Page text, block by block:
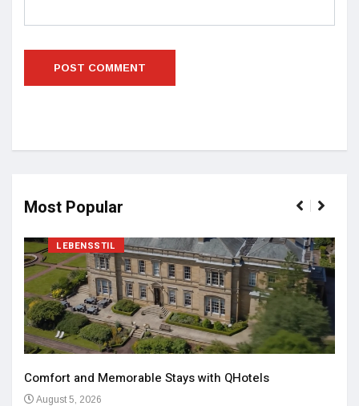
Most Popular
LEBENSSTIL
Comfort and Memorable Stays with QHotels
August 5, 2026